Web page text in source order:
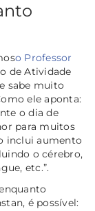
o Professor
de Atividade
sabe muito
ele aponta:
o dia de
para muitos
inclui aumento
o cérebro,
etc.”.
é possível: